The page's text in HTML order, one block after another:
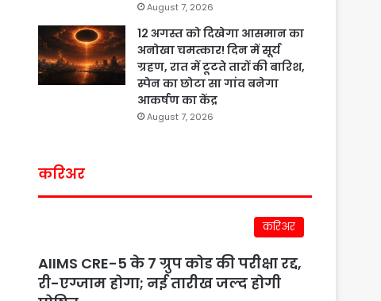
August 7, 2026
12 अगस्त को दिखेगा आसमान का
अनोखा चमत्कार! दिन में सूर्य
ग्रहण, रात में टूटते तारों की बारिश,
स्पेन का छोटा सा गांव बनेगा
आकर्षण का केंद्र
August 7, 2026
करिअर
करिअर
AIIMS CRE-5 के 7 ग्रुप कोड की परीक्षा रद्द,
री-एग्जाम होगा; नई तारीख जल्द होगी